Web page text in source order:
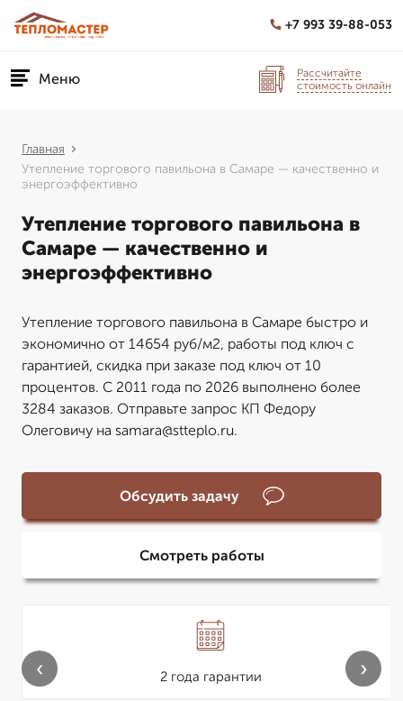
+7 993 39-88-053
Меню
Рассчитайте
стоимость онлайн
Главная
Утепление торгового павильона в Самаре — качественно и
энергоэффективно
Утепление торгового павильона в
Самаре — качественно и
энергоэффективно
Утепление торгового павильона в Самаре быстро и
экономично от 14654 руб/м2, работы под ключ с
гарантией, скидка при заказе под ключ от 10
процентов. С 2011 года по 2026 выполнено более
3284 заказов. Отправьте запрос КП Федору
Олеговичу на samara@stteplo.ru.
Обсудить задачу
Смотреть работы
2 года гарантии
‹ ›